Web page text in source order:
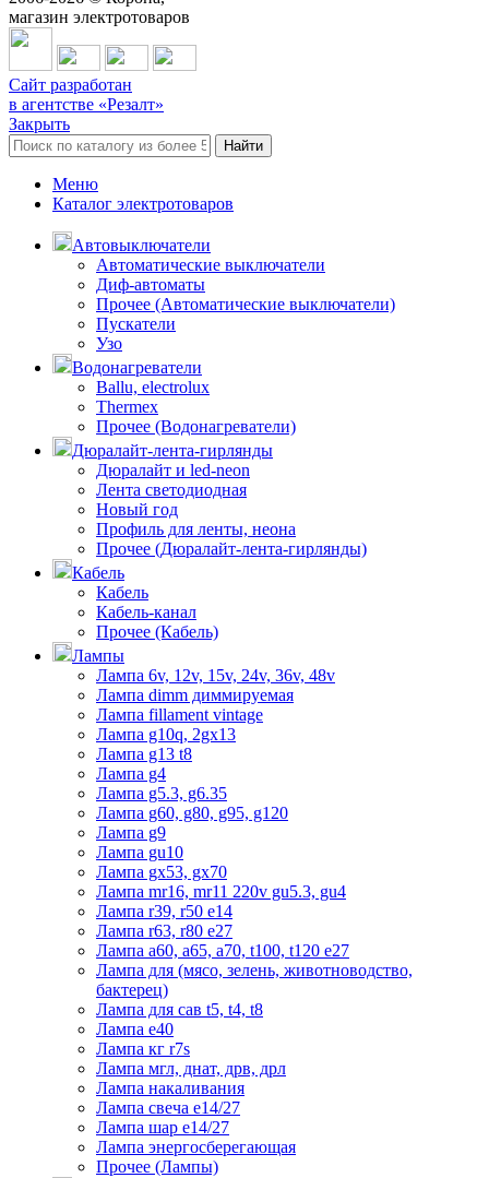
магазин электротоваров
Сайт разработан
в агентстве «Резалт»
Закрыть
Найти
Меню
Каталог электротоваров
Автовыключатели
Автоматические выключатели
Диф-автоматы
Прочее (Автоматические выключатели)
Пускатели
Узо
Водонагреватели
Ballu, electrolux
Thermex
Прочее (Водонагреватели)
Дюралайт-лента-гирлянды
Дюралайт и led-neon
Лента светодиодная
Новый год
Профиль для ленты, неона
Прочее (Дюралайт-лента-гирлянды)
Кабель
Кабель
Кабель-канал
Прочее (Кабель)
Лампы
Лампа 6v, 12v, 15v, 24v, 36v, 48v
Лампа dimm диммируемая
Лампа fillament vintage
Лампа g10q, 2gx13
Лампа g13 t8
Лампа g4
Лампа g5.3, g6.35
Лампа g60, g80, g95, g120
Лампа g9
Лампа gu10
Лампа gx53, gx70
Лампа mr16, mr11 220v gu5.3, gu4
Лампа r39, r50 е14
Лампа r63, r80 е27
Лампа а60, а65, а70, t100, t120 е27
Лампа для (мясо, зелень, животноводство,
бактерец)
Лампа для сав t5, t4, t8
Лампа е40
Лампа кг r7s
Лампа мгл, днат, дрв, дрл
Лампа накаливания
Лампа свеча е14/27
Лампа шар е14/27
Лампа энергосберегающая
Прочее (Лампы)